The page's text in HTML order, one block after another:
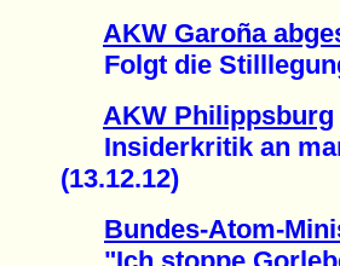
AKW Garoña
Folgt die
AKW Philippsburg
Insiderkritik an
(13.12.12)
Bundes-Atom-